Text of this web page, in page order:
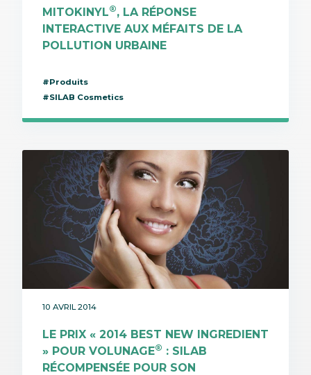
MITOKINYL®, LA RÉPONSE
INTERACTIVE AUX MÉFAITS DE LA
POLLUTION URBAINE
#Produits
#SILAB Cosmetics
10 AVRIL 2014
LE PRIX « 2014 BEST NEW INGREDIENT
» POUR VOLUNAGE® : SILAB
RÉCOMPENSÉE POUR SON